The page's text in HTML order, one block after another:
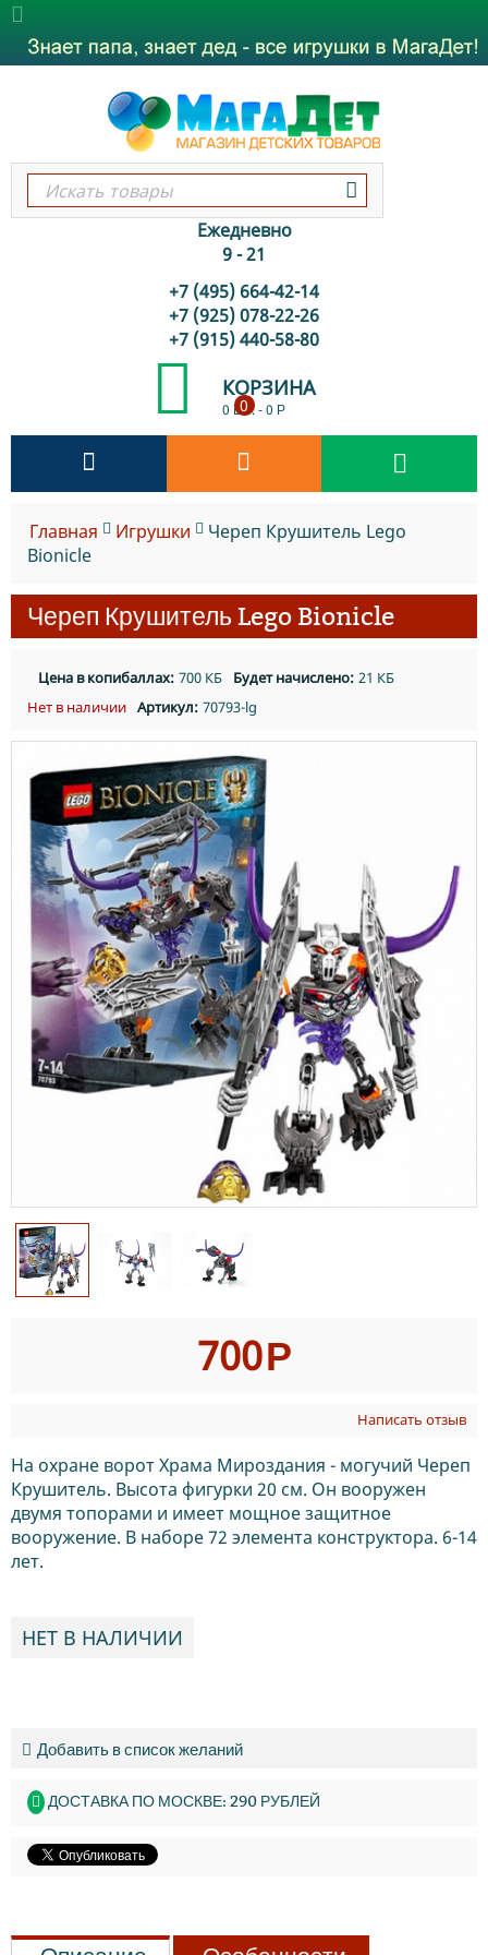
Ежедневно
9 - 21
+7 (495) 664-42-14
+7 (925) 078-22-26
+7 (915) 440-58-80
КОРЗИНА
0 шт.-0 Р
0
Главная Игрушки
Череп Крушитель Lego
Bionicle
Череп Крушитель Lego Bionicle
Цена в копибаллах: 700 КБ Будет начислено: 21 КБ
Нет в наличии Артикул: 70793-lg
700Р
Написать отзыв
На охране ворот Храма Мироздания - могучий Череп
Крушитель. Высота фигурки 20 см. Он вооружен
двумя топорами и имеет мощное защитное
вооружение. В наборе 72 элемента конструктора. 6-14
лет.
НЕТ В НАЛИЧИИ
Добавить в список желаний
ДОСТАВКА ПО МОСКВЕ: 290 РУБЛЕЙ